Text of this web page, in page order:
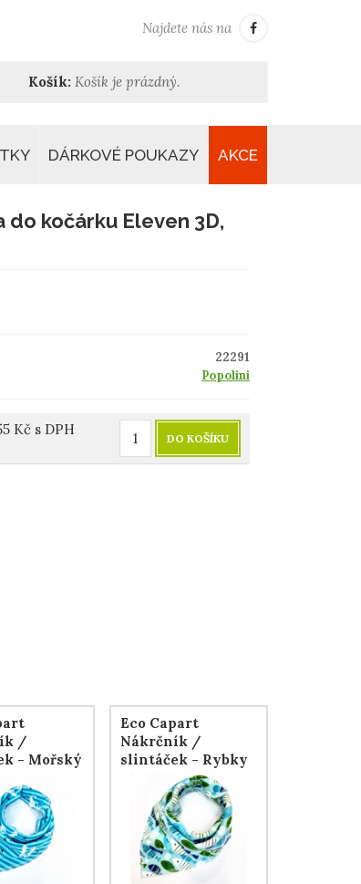
Najdete nás na
Košík: Košík je prázdný.
DÁRKOVÉ POUKAZY AKCE
kočárku Eleven 3D,
22291
Popolini
Kč s DPH
DO KOŠÍKU
/
- Mořský
Eco Capart
Nákrčník /
slintáček - Rybky